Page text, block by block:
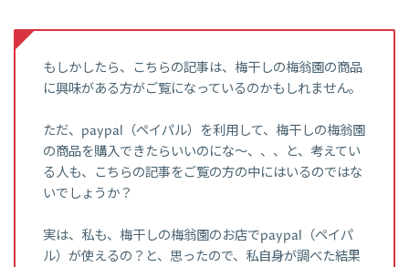
もしかしたら、こちらの記事は、梅干しの梅翁園の商品
に興味がある方がご覧になっているのかもしれません。
ただ、paypal（ペイパル）を利用して、梅干しの梅翁園
の商品を購入できたらいいのにな～、、、と、考えてい
る人も、こちらの記事をご覧の方の中にはいるのではな
いでしょうか？
実は、私も、梅干しの梅翁園のお店でpaypal（ペイパ
ル）が使えるの？と、思ったので、私自身が調べた結果